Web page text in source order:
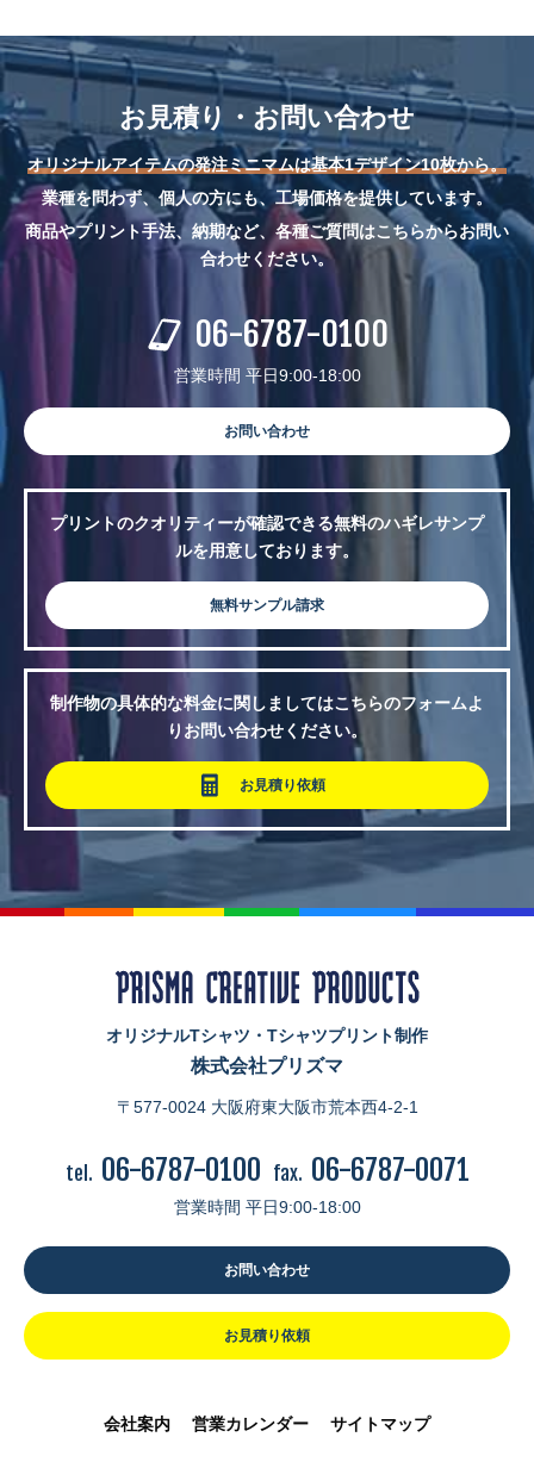
お見積り・お問い合わせ
オリジナルアイテムの発注ミニマムは基本1デザイン10枚から。
業種を問わず、個人の方にも、工場価格を提供しています。
商品やプリント手法、納期など、各種ご質問はこちらからお問い
合わせください。
06-6787-0100
営業時間 平日9:00-18:00
お問い合わせ
プリントのクオリティーが確認できる無料のハギレサンプ
ルを用意しております。
無料サンプル請求
制作物の具体的な料金に関しましてはこちらのフォームよ
りお問い合わせください。
お見積り依頼
オリジナルTシャツ・Tシャツプリント制作
株式会社プリズマ
〒577-0024 大阪府東大阪市荒本西4-2-1
tel. 06-6787-0100 fax. 06-6787-0071
営業時間 平日9:00-18:00
お問い合わせ
お見積り依頼
会社案内 営業カレンダー サイトマップ